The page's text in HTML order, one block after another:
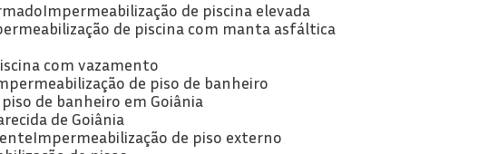
Impermeabilização de piscina elevada
de piscina com manta asfáltica
com vazamento
de piso de banheiro
de banheiro em Goiânia
de Goiânia
Impermeabilização de piso externo